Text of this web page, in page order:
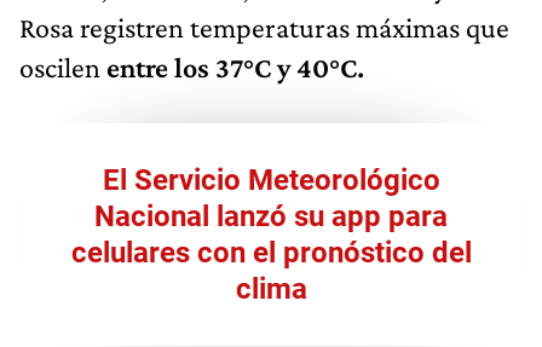
Rosa registren temperaturas máximas que
oscilen entre los 37°C y 40°C.
El Servicio Meteorológico
Nacional lanzó su app para
celulares con el pronóstico del
clima